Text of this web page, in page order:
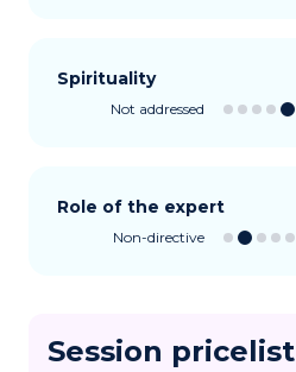
Spirituality
Not addressed
Role of the expert
Non-directive
Session pricelist